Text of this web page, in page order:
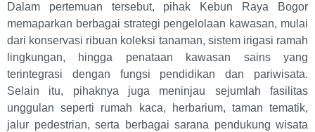
Dalam pertemuan tersebut, pihak Kebun Raya Bogor
memaparkan berbagai strategi pengelolaan kawasan, mulai
dari konservasi ribuan koleksi tanaman, sistem irigasi ramah
lingkungan, hingga penataan kawasan sains yang
terintegrasi dengan fungsi pendidikan dan pariwisata.
Selain itu, pihaknya juga meninjau sejumlah fasilitas
unggulan seperti rumah kaca, herbarium, taman tematik,
jalur pedestrian, serta berbagai sarana pendukung wisata